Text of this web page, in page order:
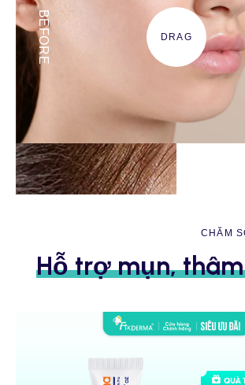
CHĂM
Hỗ trợ mụn,
BEFORE DRAG